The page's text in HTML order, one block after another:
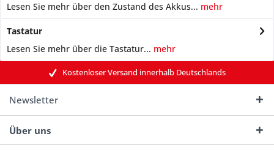
Lesen Sie mehr über den Zustand des Akkus... mehr
Tastatur
Lesen Sie mehr über die Tastatur... mehr
Kostenloser Versand innerhalb Deutschlands
Newsletter
Über uns